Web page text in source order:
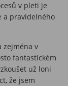
v pleti je
a pravidelného
zejména v
fantastickém
už loni
že jsem